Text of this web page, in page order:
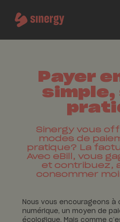
Payer
simple,
Sinergy vous
modes de
pratique? La
Avec eBill, vous
et contribuez,
consommer
Nous vous encourageons
numérique, un moyen de
écologique. Mais comme